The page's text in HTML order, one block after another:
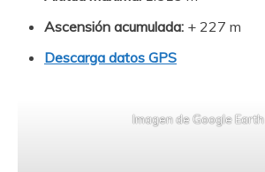
Ascensión acumulada: + 227 m
Descarga datos GPS
Imagen de Google Earth